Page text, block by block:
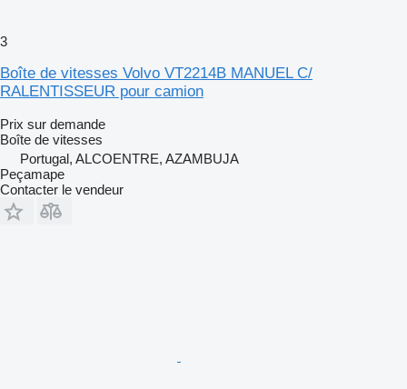
3
Boîte de vitesses Volvo VT2214B MANUEL C/
RALENTISSEUR pour camion
Prix sur demande
Boîte de vitesses
Portugal, ALCOENTRE, AZAMBUJA
Peçamape
Contacter le vendeur